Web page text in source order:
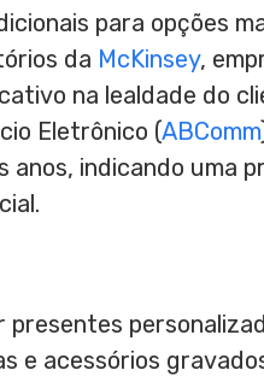
para opções
da McKinsey,
na lealdade do
Eletrônico (ABComm
anos, indicando uma
e acessórios